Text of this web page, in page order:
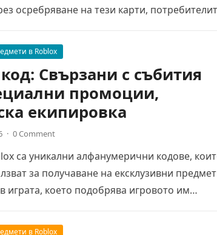
осребряване на тези карти,
в Roblox
Свързани с събития
промоции,
екипировка
· 0 Comment
са уникални алфанумерични кодове,
за получаване на ексклузивни
играта, което подобрява игровото им…
в Roblox